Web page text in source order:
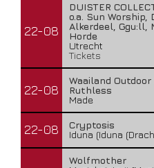
22-08
DUISTER
o.a. Sun Worship,
Alkerdeel, Ggu:ll,
Horde
Utrecht
Tickets
22-08
Waailand
Ruthless
Made
22-08
Cryptosis
Iduna (Iduna
Wolfmother